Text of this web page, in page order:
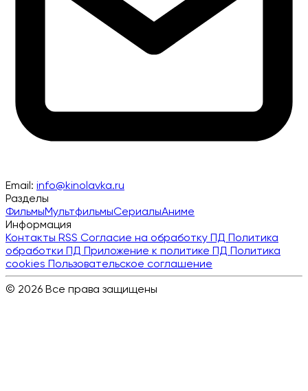
Email: info@kinolavka.ru
Разделы
ФильмыМультфильмыСериалыАниме
Информация
Контакты RSS Согласие на обработку ПД Политика
обработки ПД Приложение к политике ПД Политика
cookies Пользовательское соглашение
© 2026 Все права защищены